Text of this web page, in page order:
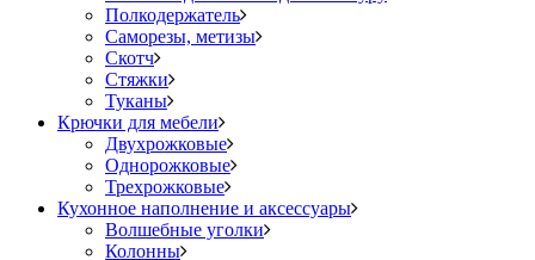
Полкодержатель
Саморезы, метизы
Скотч
Стяжки
Туканы
Крючки для мебели
Двухрожковые
Однорожковые
Трехрожковые
Кухонное наполнение и аксессуары
Волшебные уголки
Колонны